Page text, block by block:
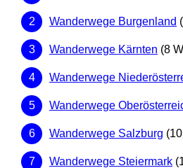
Wanderwege Burgenland
Wanderwege Kärnten (8
Wanderwege
Wanderwege
Wanderwege Salzburg
Wanderwege Steiermark